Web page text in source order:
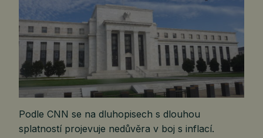
Podle CNN se na dluhopisech s dlouhou
splatností projevuje nedůvěra v boj s inflací.